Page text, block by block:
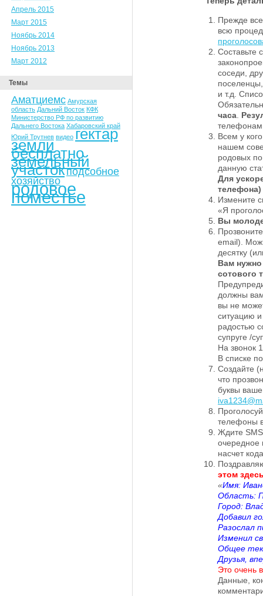
Апрель 2015
Март 2015
Ноябрь 2014
Ноябрь 2013
Март 2012
Темы
Аматциемс Амурская
область Дальний Восток КФК
Министерство РФ по развитию
Дальнего Востока Хабаровский край
Юрий Трутнев видео гектар
земли
бесплатно
земельный
участокподсобное
хозяйство
родовое
поместье
Прежде
всю
Составьте
соседи,
и т.д.
часа
Всем у
нашем
родовых
данную
Для
Измените
«Я
Вы
email).
десятку
Вам нужно
сотового
должны
вы не
ситуацию и
радостью
супруге /
На звонок
В списке
Создайте
что
буквы
телефоны
Ждите
очередное
насчет
этом
«Имя:
Область:
Город:
Добавил
Разослал
Изменил
Общее
Друзья,
Это очень
Данные,